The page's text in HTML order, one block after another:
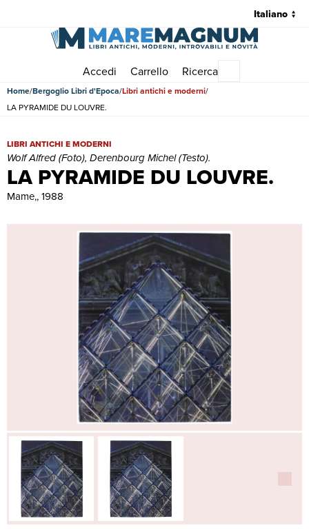
Accedi Carrello Ricerca
Home Bergoglio Libri d'Epoca Libri antichi e moderni
LA PYRAMIDE DU LOUVRE.
LA PYRAMIDE DU LOUVRE.
LA PYRAMIDE DU LOUVRE. | Libri antichi e moderni | Wolf Alfred
LIBRI ANTICHI E MODERNI
Wolf Alfred (Foto), Derenbourg Michel (Testo).
Mame,, 1988